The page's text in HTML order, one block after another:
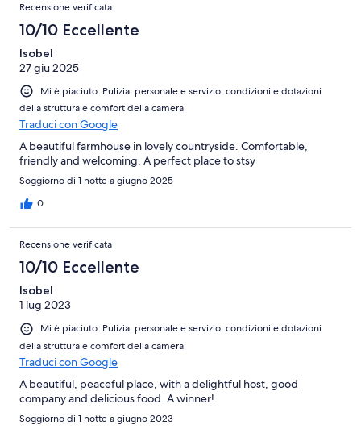
Recensione verificata
10/10 Eccellente
Isobel
27 giu 2025
Mi è piaciuto: Pulizia, personale e servizio, condizioni e dotazioni
della struttura e comfort della camera
Traduci con Google
A beautiful farmhouse in lovely countryside. Comfortable,
friendly and welcoming. A perfect place to stsy
Soggiorno di 1 notte a giugno 2025
0
Recensione verificata
10/10 Eccellente
Isobel
1 lug 2023
Mi è piaciuto: Pulizia, personale e servizio, condizioni e dotazioni
della struttura e comfort della camera
Traduci con Google
A beautiful, peaceful place, with a delightful host, good
company and delicious food. A winner!
Soggiorno di 1 notte a giugno 2023